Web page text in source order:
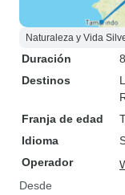
Naturaleza y Vida
Duración
Destinos
Franja de edad
Idioma
Operador
Desde